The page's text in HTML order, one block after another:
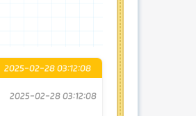
2025-02-28 03:12:08
2025-02-28 03:12:08